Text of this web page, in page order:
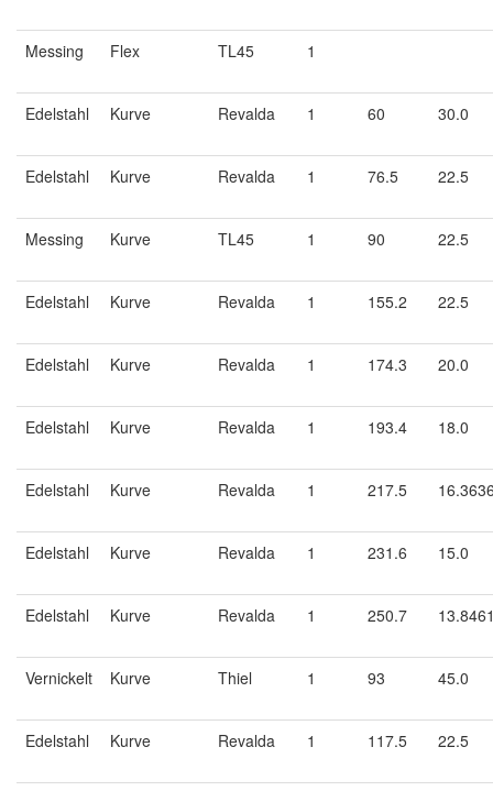
Messing Flex TL45 1
Edelstahl Kurve Revalda 1 60 30.0
Edelstahl Kurve Revalda 1 76.5 22.5
Messing Kurve TL45 1 90 22.5
Edelstahl Kurve Revalda 1 155.2 22.5
Edelstahl Kurve Revalda 1 174.3 20.0
Edelstahl Kurve Revalda 1 193.4 18.0
Edelstahl Kurve Revalda 1 217.5
Edelstahl Kurve Revalda 1 231.6 15.0
Edelstahl Kurve Revalda 1 250.7
Vernickelt Kurve Thiel 1 93 45.0
Edelstahl Kurve Revalda 1 117.5 22.5